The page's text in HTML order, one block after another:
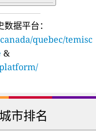
据平台：
quebec/temisc
&
市排名